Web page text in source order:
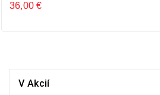
36,00 €
V Akcií